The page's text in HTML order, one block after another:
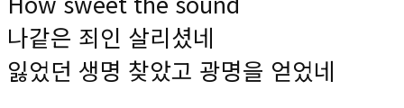
나같은 죄인 살리셨네
잃었던 생명 찾았고 광명을 얻었네